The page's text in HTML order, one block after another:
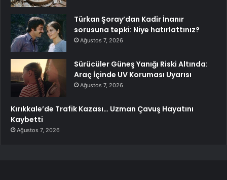
Türkan Şoray’dan Kadir İnanır
sorusuna tepki: Niye hatırlattınız?
Ağustos 7, 2026
Sürücüler Güneş Yanığı Riski Altında:
Araç İçinde UV Koruması Uyarısı
Ağustos 7, 2026
Kırıkkale’de Trafik Kazası… Uzman Çavuş Hayatını
Kaybetti
Ağustos 7, 2026